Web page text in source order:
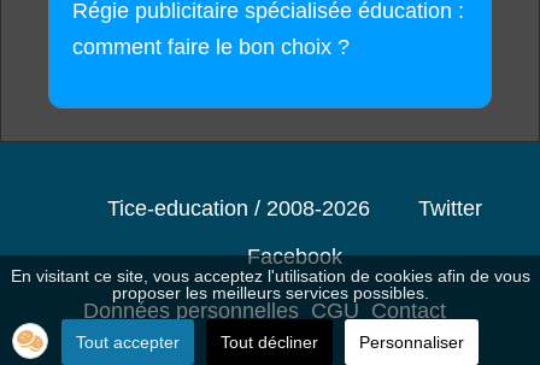
Régie publicitaire spécialisée éducation :
comment faire le bon choix ?
Tice-education / 2008-2026
Twitter
Facebook
Données personnelles CGU Contact
En visitant ce site, vous acceptez l'utilisation de cookies afin de vous
proposer les meilleurs services possibles.
Tout accepter Tout décliner Personnaliser